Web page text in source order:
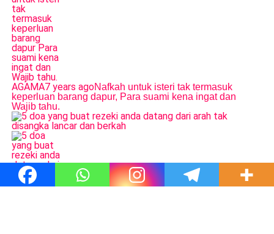
AGAMA7 years agoNafkah untuk isteri tak termasuk
keperluan barang dapur, Para suami kena ingat dan
Wajib tahu.